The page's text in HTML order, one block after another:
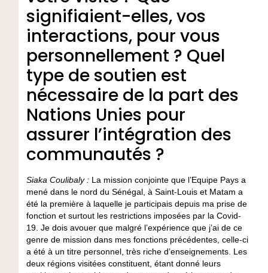
signifiaient-elles, vos
interactions, pour vous
personnellement ? Quel
type de soutien est
nécessaire de la part des
Nations Unies pour
assurer l’intégration des
communautés ?
Siaka Coulibaly : La mission conjointe que l’Equipe Pays a
mené dans le nord du Sénégal, à Saint-Louis et Matam a
été la première à laquelle je participais depuis ma prise de
fonction et surtout les restrictions imposées par la Covid-
19. Je dois avouer que malgré l’expérience que j’ai de ce
genre de mission dans mes fonctions précédentes, celle-ci
a été à un titre personnel, très riche d’enseignements. Les
deux régions visitées constituent, étant donné leurs